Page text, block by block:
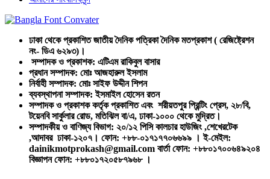
ঢাকা থেকে প্রকাশিত জাতীয় দৈনিক পত্রিকা দৈনিক মতপ্রকাশ ( রেজিষ্ট্রেশন
নং- ডিএ ৬২৯৩)।
সম্পাদক ও প্রকাশক: এটিএম রাকিবুল বাসার
প্রধান সম্পাদক: মোঃ আজহারুল ইসলাম
নির্বাহী সম্পাদক: মোঃ সাইফ উদ্দীন শিপন
ব্যবস্থাপনা সম্পাদক: ইসমাইল হোসেন রতন
সম্পাদক ও প্রকাশক কর্তৃক প্রকাশিত এবং শরীয়তপুর প্রিন্টিং প্রেস, ২৮/বি,
টয়েনবি সার্কুলার রোড, মতিঝিল বা/এ, ঢাকা-১০০০ থেকে মুদ্রিত।
সম্পাদকীয় ও বাণিজ্য বিভাগ: ২০/১২ পিসি কালচার হাউজিং ,শেখেরটেক
,আদাবর ঢাকা-১২০৭। ফোন: +৮৮-০১৭১৭৭০৬৬৯৯ । ই-মেইল:
dainikmotprokash@gmail.com বার্তা ফোন: +৮৮০১৭০০৬৪৯২০৪
বিজ্ঞাপন ফোন: +৮৮০১৭২০৫৮৭৯৬৮ ।